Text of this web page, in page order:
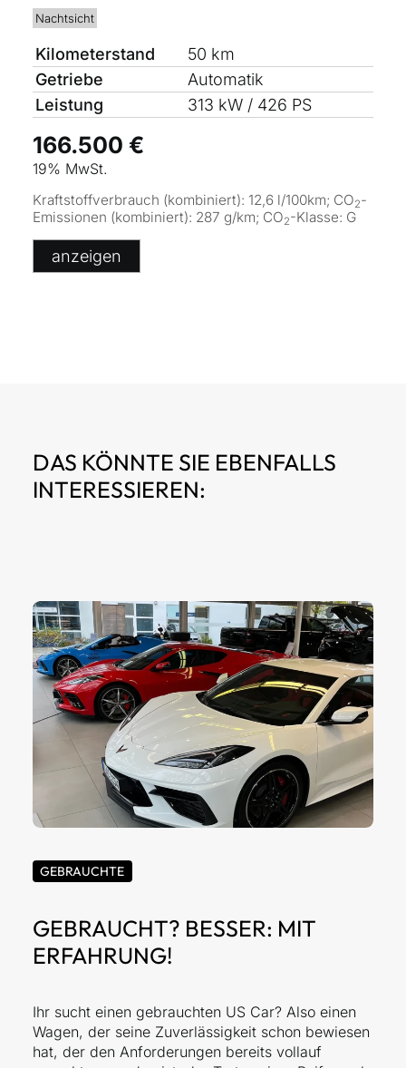
Nachtsicht
Kilometerstand
50 km
Getriebe
Automatik
Leistung
313 kW / 426 PS
166.500 €
19% MwSt.
Kraftstoffverbrauch (kombiniert): 12,6 l/100km; CO2-
Emissionen (kombiniert): 287 g/km; CO2-Klasse: G
anzeigen
DAS KÖNNTE SIE EBENFALLS
INTERESSIEREN:
GEBRAUCHTE
GEBRAUCHT? BESSER: MIT
ERFAHRUNG!
Ihr sucht einen gebrauchten US Car? Also einen
Wagen, der seine Zuverlässigkeit schon bewiesen
hat, der den Anforderungen bereits vollauf